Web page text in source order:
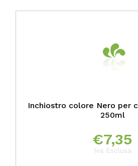
Inchiostro colore Nero per
250ml
€7,35
Iva Esclusa